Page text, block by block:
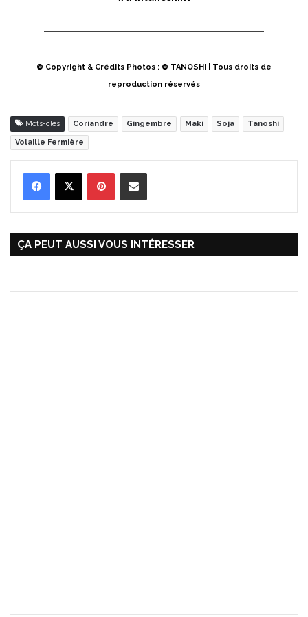
© Copyright & Crédits Photos : © TANOSHI | Tous droits de
reproduction réservés
Mots-clés Coriandre Gingembre Maki Soja Tanoshi
Volaille Fermière
ÇA PEUT AUSSI VOUS INTÉRESSER